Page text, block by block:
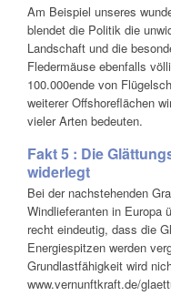
Am Beispiel unseres
blendet die Politik die
Landschaft und die
Fledermäuse ebenfalls
100.000ende von
weiterer Offshoreflächen
vieler Arten bedeuten.
Fakt 5 : Die
widerlegt
Bei der nachstehenden
Windlieferanten in Europa
recht eindeutig, dass die
Energiespitzen werden
Grundlastfähigkeit wird
www.vernunftkraft.de/